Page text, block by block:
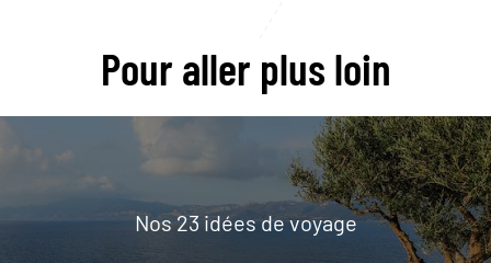
Pour aller plus loin
Nos 23 idées de voyage